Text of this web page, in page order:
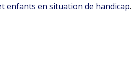
enfants en situation de handicap.